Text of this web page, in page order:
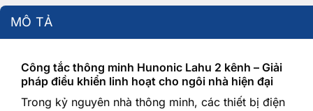
MÔ TẢ
Công tắc thông minh Hunonic Lahu 2 kênh – Giải
pháp điều khiển linh hoạt cho ngôi nhà hiện đại
Trong kỷ nguyên nhà thông minh, các thiết bị điện